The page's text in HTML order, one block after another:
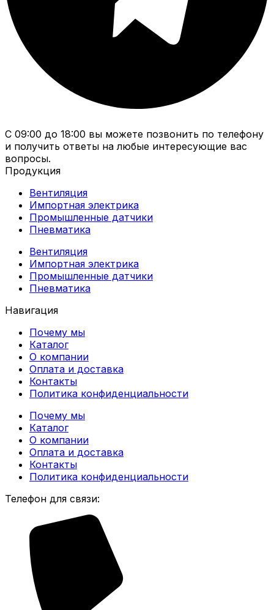
С 09:00 до 18:00 вы можете позвонить по телефону
и получить ответы на любые интересующие вас
вопросы.
Продукция
Вентиляция
Импортная электрика
Промышленные датчики
Пневматика
Вентиляция
Импортная электрика
Промышленные датчики
Пневматика
Навигация
Почему мы
Каталог
О компании
Оплата и доставка
Контакты
Политика конфиденциальности
Почему мы
Каталог
О компании
Оплата и доставка
Контакты
Политика конфиденциальности
Телефон для связи: